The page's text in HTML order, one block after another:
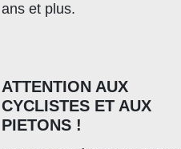
ans et plus.
ATTENTION AUX
CYCLISTES ET AUX
PIETONS !